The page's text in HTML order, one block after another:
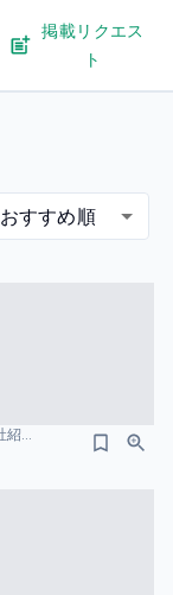
掲載リクエス
ト
おすすめ順
Asobica 会社紹介資料 組織図のスライドデザイン